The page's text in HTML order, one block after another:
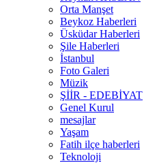
Orta Manşet
Beykoz Haberleri
Üsküdar Haberleri
Şile Haberleri
İstanbul
Foto Galeri
Müzik
ŞİİR - EDEBİYAT
Genel Kurul
mesajlar
Yaşam
Fatih ilçe haberleri
Teknoloji